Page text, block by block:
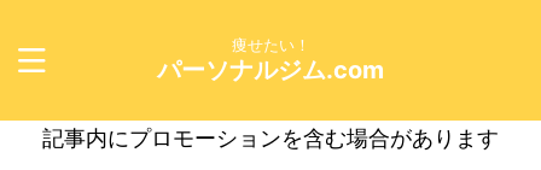
痩せたい！
パーソナルジム.com
記事内にプロモーションを含む場合があります